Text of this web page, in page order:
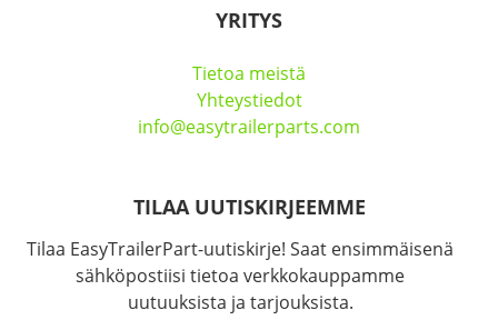
YRITYS
Tietoa meistä
Yhteystiedot
info@easytrailerparts.com
TILAA UUTISKIRJEEMME
Tilaa EasyTrailerPart-uutiskirje! Saat ensimmäisenä
sähköpostiisi tietoa verkkokauppamme
uutuuksista ja tarjouksista.